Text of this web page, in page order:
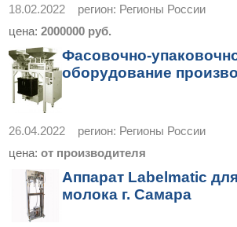
18.02.2022 регион: Регионы России
цена: 2000000 руб.
Фасовочно-
оборудование
26.04.2022 регион: Регионы России
цена: от производителя
Аппарат Labelmatic
молока г. Самара